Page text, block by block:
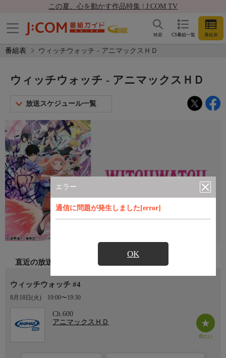
この夏、心を動かす作品特集 | J:COM TV
CS番組一覧 番組表
検索
番組表 ウィッチウォッチ - アニマックスＨＤ
エラー
通信に問題が発生しました[error]
OK
ウィッチウォッチ - アニマックスＨＤ
放送スケジュール一覧
直近の放送
ウィッチウォッチ #4
8月18日(火) 19:00〜19:30
Ch.600
アニマックスＨＤ